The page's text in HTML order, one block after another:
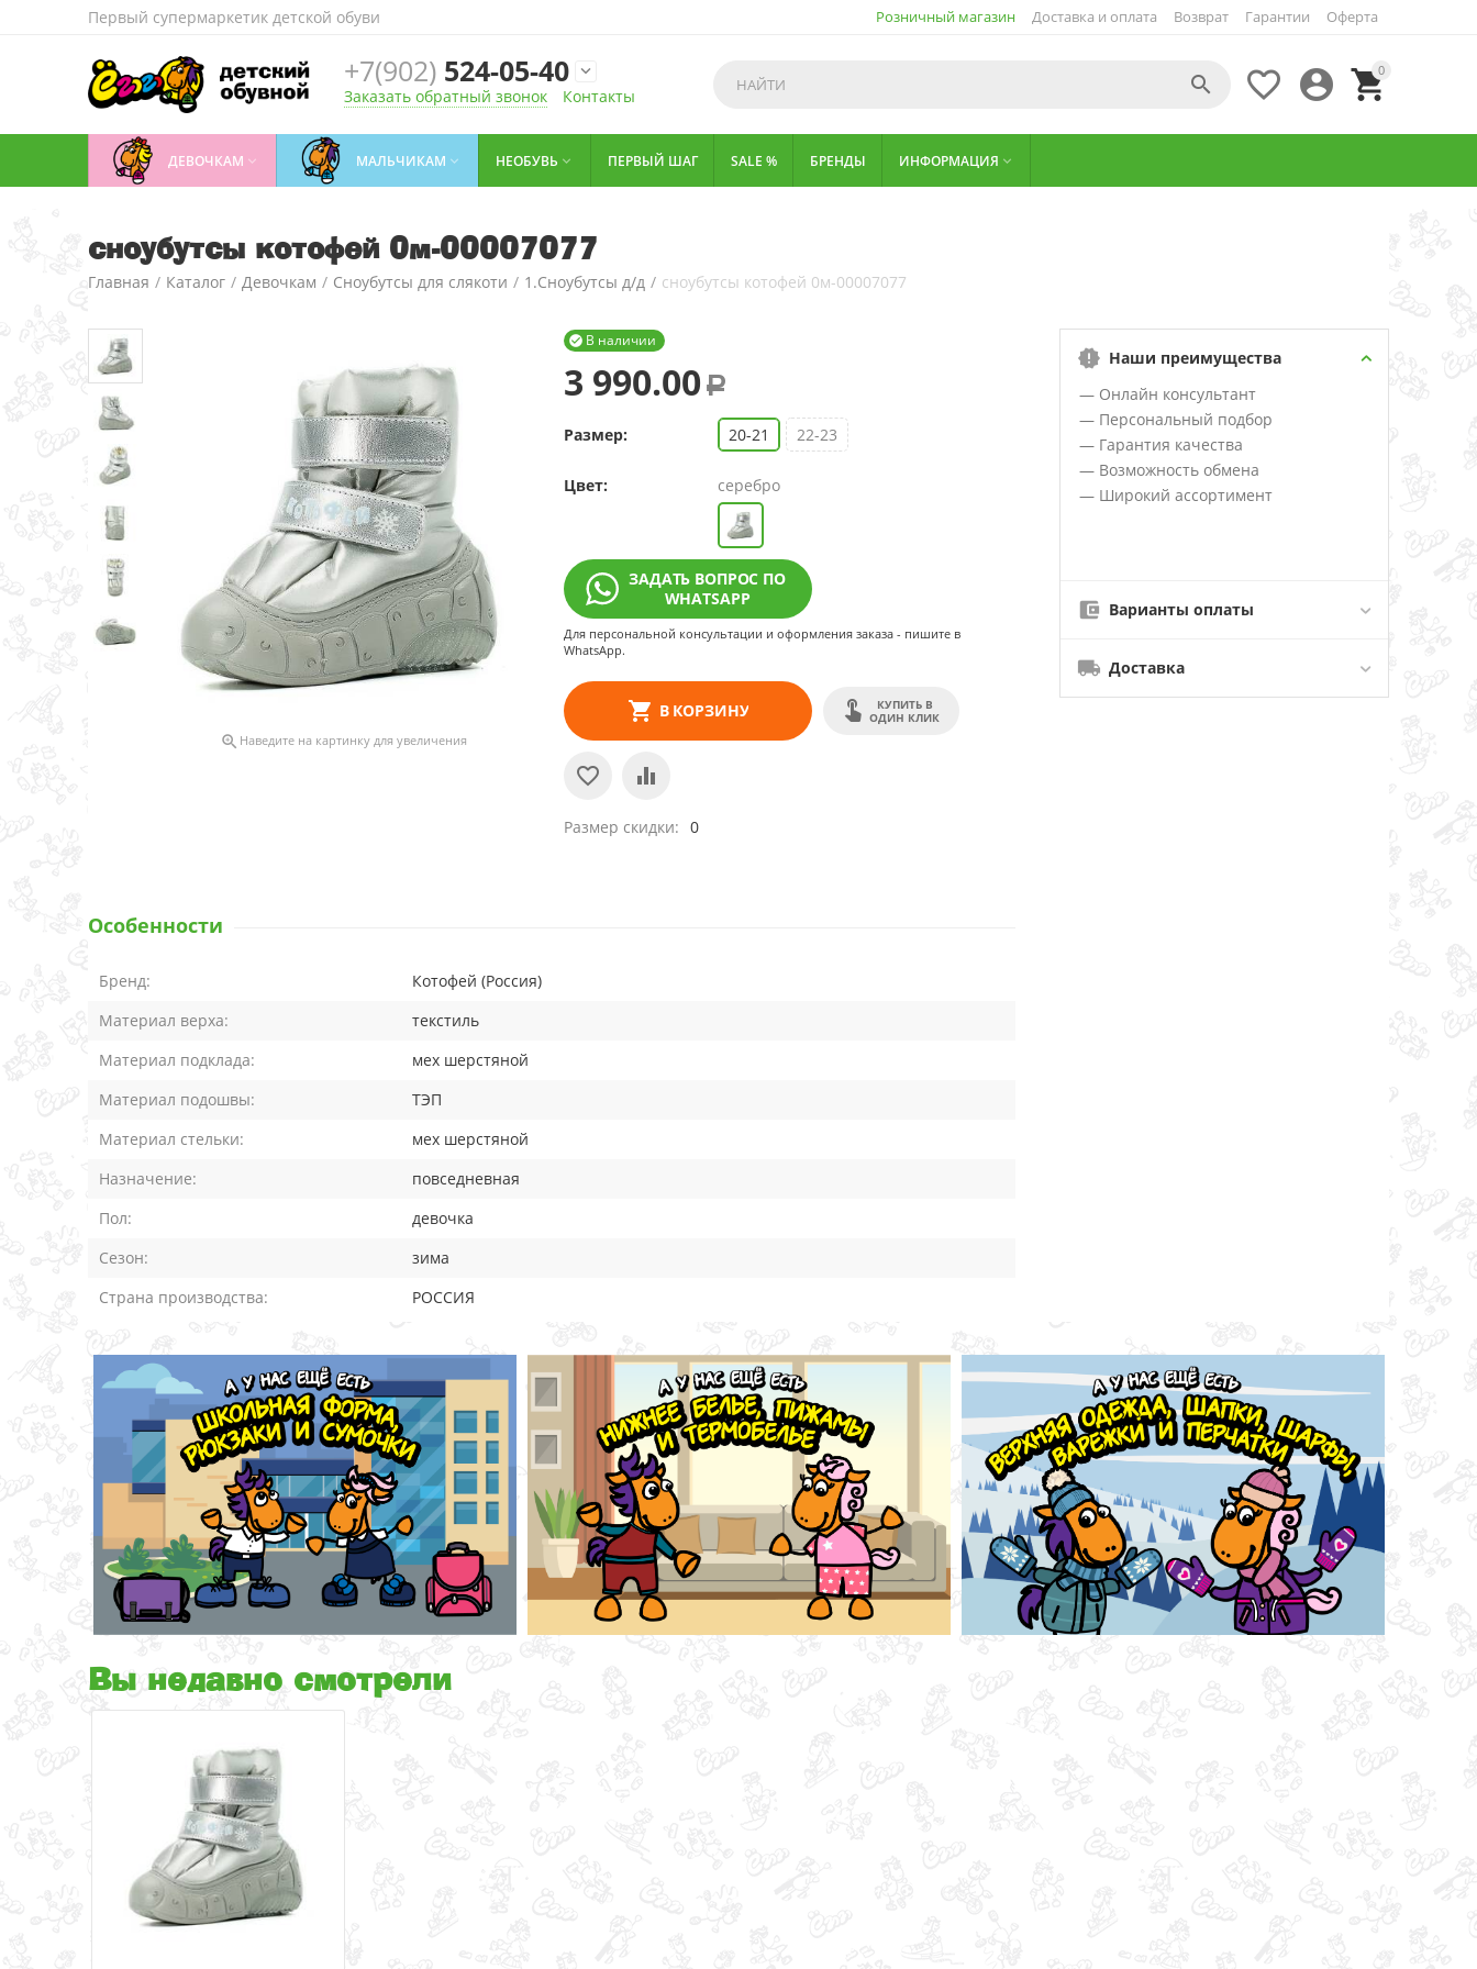
Первый супермаркетик детской обуви Розничный магазин Доставка и оплата Возврат Гарантии Оферта
+7(902)524-05-40 
Заказать обратный звонок Контакты
0




ДЕВОЧКАМ  МАЛЬЧИКАМ  НЕОБУВЬ  ПЕРВЫЙ ШАГ SALE % БРЕНДЫ ИНФОРМАЦИЯ 
сноубутсы котофей 0м-00007077
Главная / Каталог / Девочкам / Сноубутсы для слякоти / 1.Сноубутсы д/д / сноубутсы котофей 0м-00007077
 Наведите на картинку для увеличения
В наличии

3 990.00 Р
Размер: 20-21 22-23
Цвет: серебро
ЗАДАТЬ ВОПРОС ПО
WHATSAPP
Для персональной консультации и оформления заказа - пишите в
WhatsApp.
В КОРЗИНУ
КУПИТЬ В
ОДИН КЛИК
Размер скидки 0
Наши преимущества
— Онлайн консультант
— Персональный подбор
— Гарантия качества
— Возможность обмена
— Широкий ассортимент
Варианты оплаты
Доставка
Особенности
Бренд:
Котофей (Россия)
Материал верха:
текстиль
Материал подклада:
мех шерстяной
Материал подошвы:
ТЭП
Материал стельки:
мех шерстяной
Назначение:
повседневная
Пол:
девочка
Сезон:
зима
Страна производства:
РОССИЯ
Вы недавно смотрели